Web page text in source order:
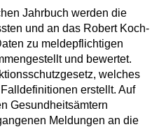
Jahrbuch werden die
und an das Robert Koch-
zu meldepflichtigen
und bewertet.
welches
erstellt. Auf
Gesundheitsämtern
Meldungen an die